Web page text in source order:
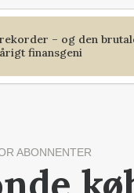
– og den
finansgeni
ABONNENTER